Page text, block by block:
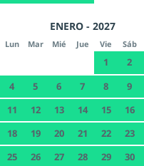
ENERO - 2027
Lun Mar Mié Jue Vie Sáb
1 2
4
5 6 7 8 9
11
12 13 14 15 16
18
19 20 21 22 23
25
26 27 28 29 30